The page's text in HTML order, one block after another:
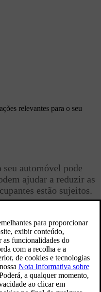
relevantes para o seu
automóvel pode
ajudar a reduzir as
estão sujeitos.